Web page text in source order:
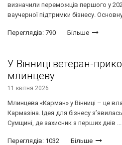
визначили переможців першого у
ваучерної підтримки бізнесу. Основну
Переглядів: 790 Більше
У Вінниці ветеран-
млинцеву
11 квітня 2026
Млинцева «Карман» у Вінниці – це
Кармазіна. Ідея для бізнесу
Сумщині, де захисник з перших днів ...
Переглядів: 1032 Більше